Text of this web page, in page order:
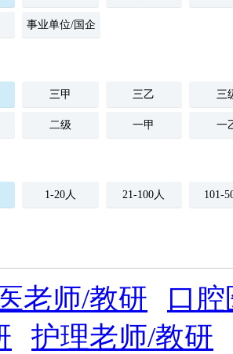
事业单位/国企
三甲 三乙 三
二级 一甲 一
1-20人 21-100人 101-
住房公积金 企业
加班补助 全薪病假 股票
老师/教研
口
护理老师/教研